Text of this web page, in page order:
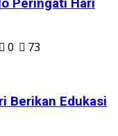
Peringati Hari
0 73
Berikan Edukasi